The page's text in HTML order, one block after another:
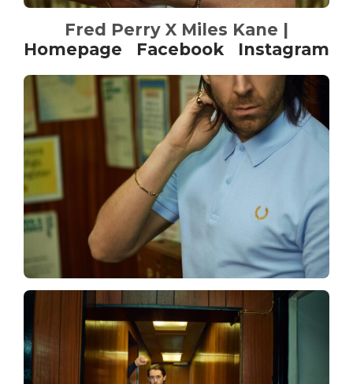
Fred Perry X Miles Kane |
Homepage
Facebook Instagram